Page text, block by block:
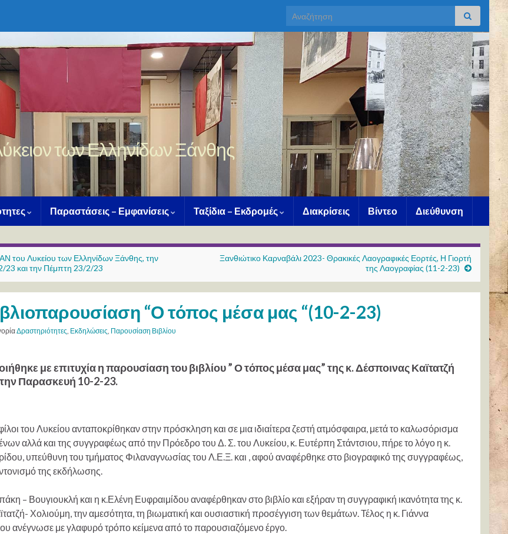
Search for:
των Ελληνίδων Ξάνθης
Παραστάσεις – Εμφανίσεις Ταξίδια – Εκδρομές Διακρίσεις Βίντεο Διεύθυνση
Λυκείου των Ελληνίδων Ξάνθης, την
23 και την Πέμπτη 23/2/23
Ξανθιώτικο Καρναβάλι 2023- Θρακικές Λαογραφικές Εορτές, Η Γιορτή
της Λαογραφίας (11-2-23)
“Ο τόπος μέσα μας “(10-2-23)
Δραστηριότητες, Εκδηλώσεις, Παρουσίαση Βιβλίου
με επιτυχία η παρουσίαση του βιβλίου ” Ο τόπος μέσα μας” της κ. Δέσποινας Καϊτατζή
Παρασκευή 10-2-23.
του Λυκείου ανταποκρίθηκαν στην πρόσκληση και σε μια ιδιαίτερα ζεστή ατμόσφαιρα, μετά το καλωσόρισμα
αλλά και της συγγραφέως από την Πρόεδρο του Δ. Σ. του Λυκείου, κ. Ευτέρπη Στάντσιου, πήρε το λόγο η κ.
υπεύθυνη του τμήματος Φιλαναγνωσίας του Λ.Ε.Ξ. και , αφού αναφέρθηκε στο βιογραφικό της συγγραφέως,
της εκδήλωσης.
– Βουγιουκλή και η κ.Ελένη Ευφραιμίδου αναφέρθηκαν στο βιβλίο και εξήραν τη συγγραφική ικανότητα της κ.
Χολιούμη, την αμεσότητα, τη βιωματική και ουσιαστική προσέγγιση των θεμάτων. Τέλος η κ. Γιάννα
ανέγνωσε με γλαφυρό τρόπο κείμενα από το παρουσιαζόμενο έργο.